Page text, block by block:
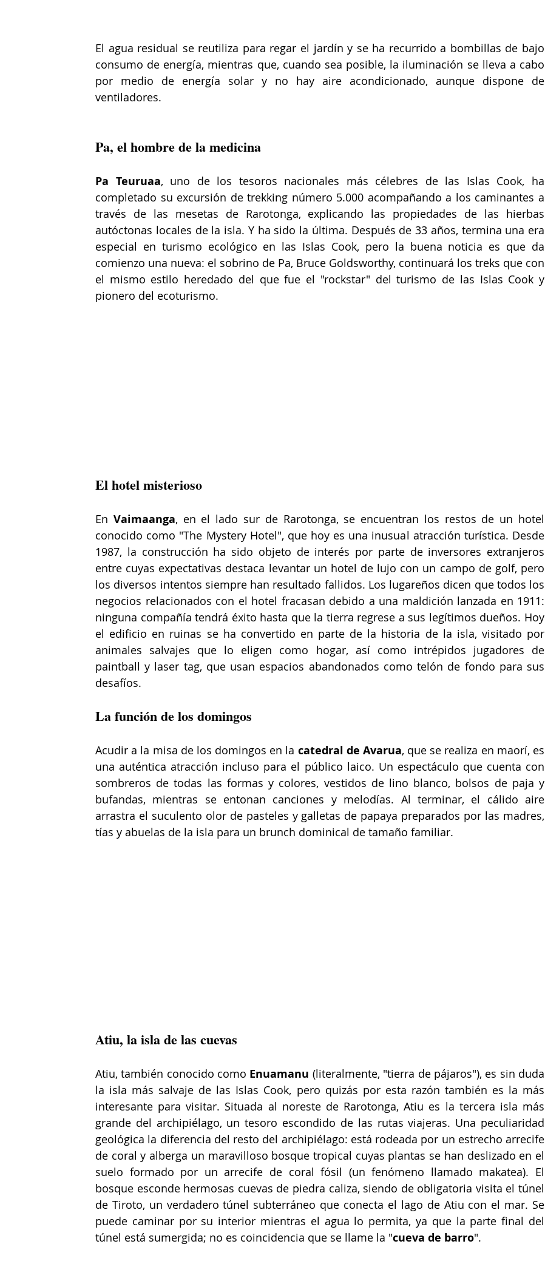
​El agua residual se reutiliza para regar el jardín y se ha recurrido a bombillas de bajo
consumo de energía, mientras que, cuando sea posible, la iluminación se lleva a cabo
por medio de energía solar y no hay aire acondicionado, aunque dispone de
ventiladores.
Pa, el hombre de la medicina
Pa Teuruaa, uno de los tesoros nacionales más célebres de las Islas Cook, ha
completado su excursión de trekking número 5.000 acompañando a los caminantes a
través de las mesetas de Rarotonga, explicando las propiedades de las hierbas
autóctonas locales de la isla. Y ha sido la última. Después de 33 años, termina una era
especial en turismo ecológico en las Islas Cook, pero la buena noticia es que da
comienzo una nueva: el sobrino de Pa, Bruce Goldsworthy, continuará los treks que con
el mismo estilo heredado del que fue el "rockstar" del turismo de las Islas Cook y
pionero del ecoturismo.
El hotel misterioso
En Vaimaanga, en el lado sur de Rarotonga, se encuentran los restos de un hotel
conocido como "The Mystery Hotel", que hoy es una inusual atracción turística. Desde
1987, la construcción ha sido objeto de interés por parte de inversores extranjeros
entre cuyas expectativas destaca levantar un hotel de lujo con un campo de golf, pero
los diversos intentos siempre han resultado fallidos. Los lugareños dicen que todos los
negocios relacionados con el hotel fracasan debido a una maldición lanzada en 1911:
ninguna compañía tendrá éxito hasta que la tierra regrese a sus legítimos dueños. Hoy
el edificio en ruinas se ha convertido en parte de la historia de la isla, visitado por
animales salvajes que lo eligen como hogar, así como intrépidos jugadores de
paintball y laser tag, que usan espacios abandonados como telón de fondo para sus
desafíos.
La función de los domingos
Acudir a la misa de los domingos en la catedral de Avarua, que se realiza en maorí, es
una auténtica atracción incluso para el público laico. Un espectáculo que cuenta con
sombreros de todas las formas y colores, vestidos de lino blanco, bolsos de paja y
bufandas, mientras se entonan canciones y melodías. Al terminar, el cálido aire
arrastra el suculento olor de pasteles y galletas de papaya preparados por las madres,
tías y abuelas de la isla para un brunch dominical de tamaño familiar.
Atiu, la isla de las cuevas
Atiu, también conocido como Enuamanu (literalmente, "tierra de pájaros"), es sin duda
la isla más salvaje de las Islas Cook, pero quizás por esta razón también es la más
interesante para visitar. Situada al noreste de Rarotonga, Atiu es la tercera isla más
grande del archipiélago, un tesoro escondido de las rutas viajeras. Una peculiaridad
geológica la diferencia del resto del archipiélago: está rodeada por un estrecho arrecife
de coral y alberga un maravilloso bosque tropical cuyas plantas se han deslizado en el
suelo formado por un arrecife de coral fósil (un fenómeno llamado makatea). El
bosque esconde hermosas cuevas de piedra caliza, siendo de obligatoria visita el túnel
de Tiroto, un verdadero túnel subterráneo que conecta el lago de Atiu con el mar. Se
puede caminar por su interior mientras el agua lo permita, ya que la parte final del
túnel está sumergida; no es coincidencia que se llame la "cueva de barro".​